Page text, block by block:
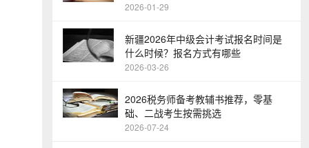
2026-01-29
新疆2026年中级会计考试报名时间是
什么时候？报名方式有哪些
2026-03-26
2026税务师备考教辅书推荐，零基
础、二战考生按需挑选
2026-07-24